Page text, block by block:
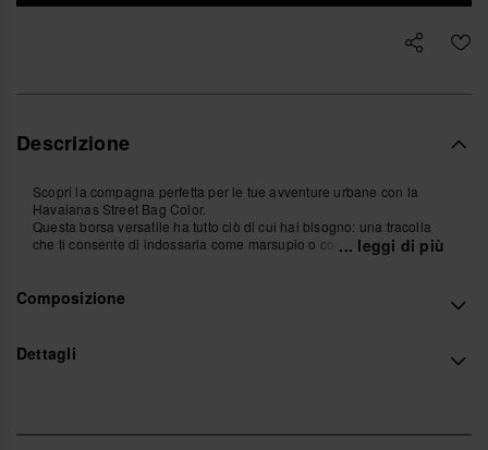
Descrizione
Scopri la compagna perfetta per le tue avventure urbane con la
Havaianas Street Bag Color.
Questa borsa versatile ha tutto ciò di cui hai bisogno: una tracolla
che ti consente di indossarla come marsupio o come tracolla, la
dimensione perfetta per i tuoi oggetti essenziali (e anche di più!) e
Unisci stile e funzionalità a ogni tuo passo con questa borsa pensata
per adattarsi al tuo stile di vita urbano.
come tua fedele compagna!
- Misure: 20 x 13,5 x 3 cm
... leggi di più
Composizione
Dettagli